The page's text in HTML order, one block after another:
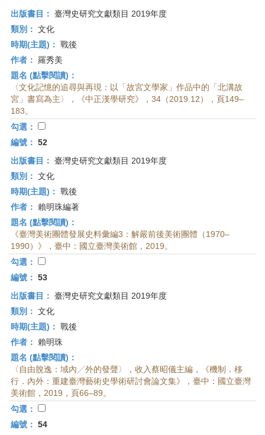
出版書目： 臺灣史研究文獻類目 2019年度
類別： 文化
時期(主題)： 戰後
作者： 羅秀美
題名 (點擊閱讀)：
〈文化記憶的追尋與再現：以「故宮文學家」作品中的「北溝故
宮」書寫為主〉，《中正漢學研究》，34（2019.12），頁149–
183。
勾選：
編號： 52
出版書目： 臺灣史研究文獻類目 2019年度
類別： 文化
時期(主題)： 戰後
作者：
賴明珠編著
題名 (點擊閱讀)：
《臺灣美術團體發展史料彙編3：解嚴前後美術團體（1970–
1990）》，臺中：國立臺灣美術館，2019。
勾選：
編號： 53
出版書目： 臺灣史研究文獻類目 2019年度
類別： 文化
時期(主題)： 戰後
作者：
賴明珠
題名 (點擊閱讀)：
〈自由脫逸：域內╱外的發聲〉，收入蔡昭儀主編，《機制．移
行．內外：重建臺灣藝術史學術研討會論文集》，臺中：國立臺灣
美術館，2019，頁66–89。
勾選：
編號： 54